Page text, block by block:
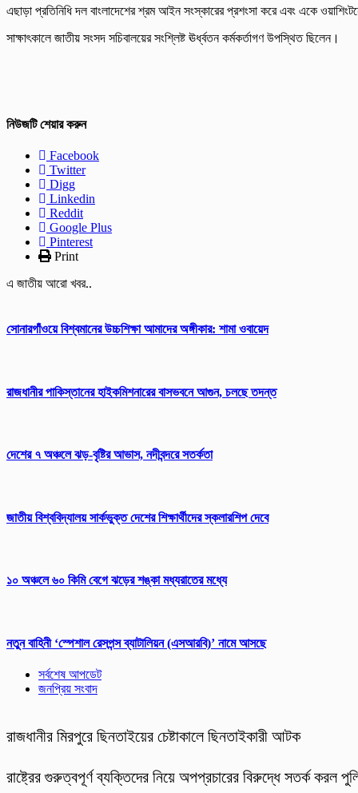
এছাড়া প্রতিনিধি দল বাংলাদেশের শ্রম আইন সংস্কারের প্রশংসা করে এবং একে
সাক্ষাৎকালে জাতীয় সংসদ সচিবালয়ের সংশ্লিষ্ট ঊর্ধ্বতন কর্মকর্তাগণ উপস্থিত ছিলেন।
নিউজটি শেয়ার করুন
Facebook
Twitter
Digg
Linkedin
Reddit
Google Plus
Pinterest
Print
এ জাতীয় আরো খবর..
সোনারগাঁওয়ে বিশ্বমানের উচ্চশিক্ষা আমাদের অঙ্গীকার: শামা ওবায়েদ
রাজধানীর পাকিস্তানের হাইকমিশনারের বাসভবনে আগুন, চলছে তদন্ত
দেশের ৭ অঞ্চলে ঝড়-বৃষ্টির আভাস, নদীবন্দরে সতর্কতা
জাতীয় বিশ্ববিদ্যালয় সার্কভুক্ত দেশের শিক্ষার্থীদের স্কলারশিপ দেবে
১০ অঞ্চলে ৬০ কিমি বেগে ঝড়ের শঙ্কা মধ্যরাতের মধ্যে
নতুন বাহিনী ‘স্পেশাল রেসপন্স ব্যাটালিয়ন (এসআরবি)’ নামে আসছে
সর্বশেষ আপডেট
জনপ্রিয় সংবাদ
রাজধানীর মিরপুরে ছিনতাইয়ের চেষ্টাকালে ছিনতাইকারী আটক
রাষ্ট্রের গুরুত্বপূর্ণ ব্যক্তিদের নিয়ে অপপ্রচারের বিরুদ্ধে সতর্ক করল